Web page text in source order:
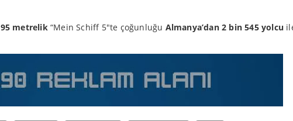
metrelik“Mein Schiff 5″te çoğunluğu Almanya’dan 2 bin 545 yolcu